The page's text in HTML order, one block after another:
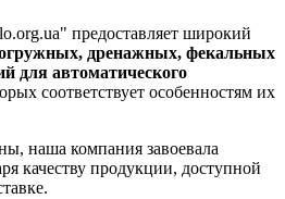
предоставляет широкий
дренажных, фекальных
для автоматического
соответствует особенностям их
наша компания завоевала
качеству продукции, доступной